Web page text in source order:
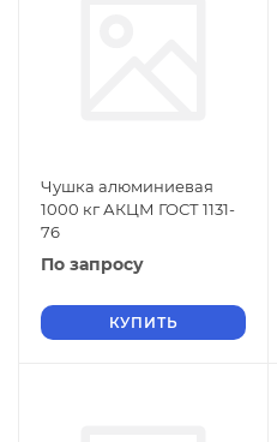
Чушка алюминиевая
1000 кг АКЦМ ГОСТ 1131-
76
По запросу
КУПИТЬ